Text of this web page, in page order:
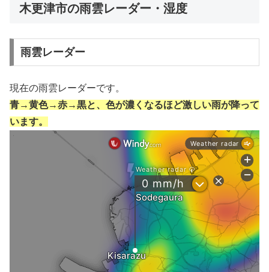
木更津市の雨雲レーダー・湿度
雨雲レーダー
現在の雨雲レーダーです。
青→黄色→赤→黒と、色が濃くなるほど激しい雨が降って
います。